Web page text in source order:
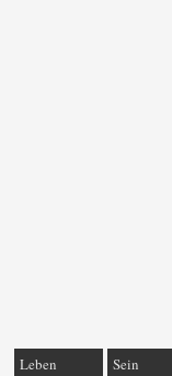
Leben Sein